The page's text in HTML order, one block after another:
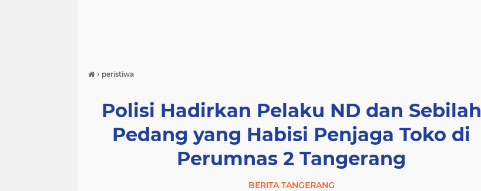
› peristiwa
Polisi Hadirkan Pelaku ND dan Sebilah
Pedang yang Habisi Penjaga Toko di
Perumnas 2 Tangerang
BERITA TANGERANG